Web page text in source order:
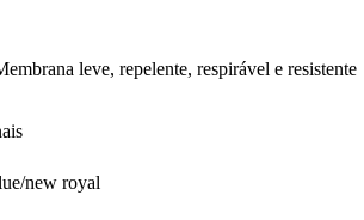
leve, repelente, respirável e resistente
new royal